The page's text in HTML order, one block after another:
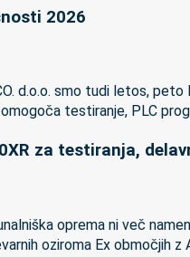
2026
d.o.o. smo tudi letos,
za testiranja,
oprema ni več